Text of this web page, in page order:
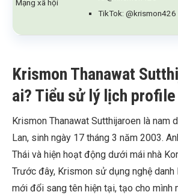
Mạng xã hội
TikTok: @krismon426
Krismon Thanawat
ai? Tiểu sử lý lịch
Krismon Thanawat Sutthijaroen là nam
Lan, sinh ngày 17 tháng 3 năm 2003.
Thái và hiện hoạt động dưới mái nhà
Trước đây, Krismon sử dụng nghệ danh
mới đổi sang tên hiện tại, tạo cho mình